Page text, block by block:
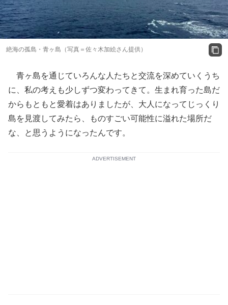
絶海の孤島・青ヶ島（写真＝佐々木加絵さん提供）
青ヶ島を通じていろんな人たちと交流を深めていくうち
に、私の考えも少しずつ変わってきて。生まれ育った島だ
からもともと愛着はありましたが、大人になってじっくり
島を見渡してみたら、ものすごい可能性に溢れた場所だ
な、と思うようになったんです。
ADVERTISEMENT